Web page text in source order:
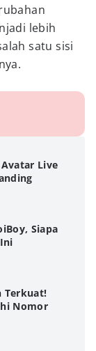
lebih
satu sisi
Live
Siapa
Terkuat!
Nomor